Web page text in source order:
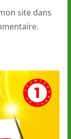
site dans